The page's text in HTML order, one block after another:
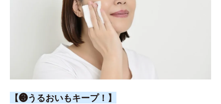
【❸うるおいもキープ！】